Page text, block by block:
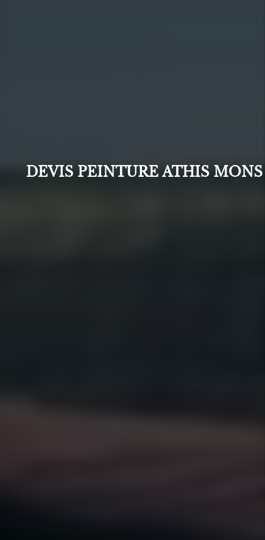
DEVIS PEINTURE ATHIS MONS